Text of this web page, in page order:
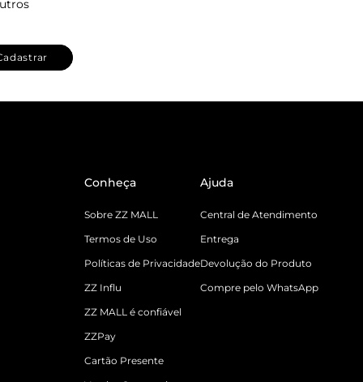
Conheça
Sobre ZZ MALL
Termos de Uso
Políticas de Privacidade
ZZ Influ
ZZ MALL é confiável
ZZPay
Cartão Presente
Ajuda
Central de Atendimento
Entrega
Devolução do Produto
Compre pelo WhatsApp